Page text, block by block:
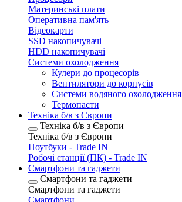
Материнські плати
Оперативна пам'ять
Відеокарти
SSD накопичувачі
HDD накопичувачі
Системи охолодження
Кулери до процесорів
Вентилятори до корпусів
Системи водяного охолодження
Термопасти
Техніка б/в з Європи
Техніка б/в з Європи
Техніка б/в з Європи
Ноутбуки - Trade IN
Робочі станції (ПК) - Trade IN
Смартфони та гаджети
Смартфони та гаджети
Смартфони та гаджети
Смартфони